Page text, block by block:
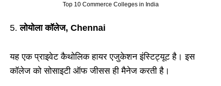
Top 10 Commerce Colleges in India
लोयोला कॉलेज, Chennai
यह एक प्राइवेट कैथोलिक हायर एजुकेशन इंस्टिट्यूट है। इस
कॉलेज को सोसाइटी ऑफ जीसस ही मैनेज करती है।